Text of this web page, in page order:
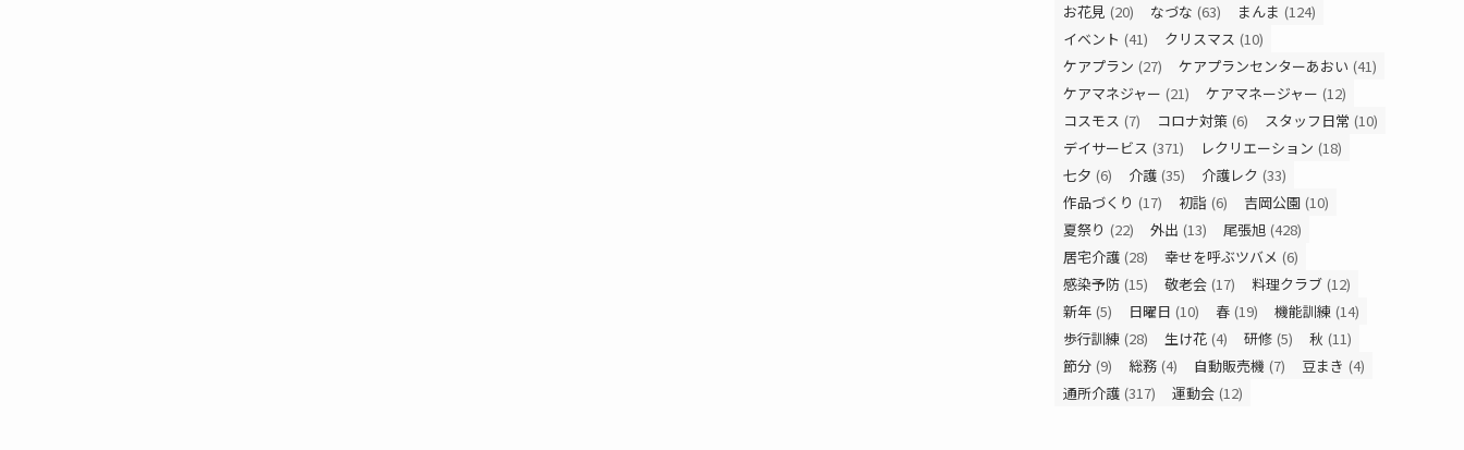
お花見 (20) なづな (63) まんま (124)
イベント (41) クリスマス (10)
ケアプラン (27) ケアプランセンターあおい (41)
ケアマネジャー (21) ケアマネージャー (12)
コスモス (7) コロナ対策 (6) スタッフ日常 (10)
デイサービス (371) レクリエーション (18)
七夕 (6) 介護 (35) 介護レク (33)
作品づくり (17) 初詣 (6) 吉岡公園 (10)
夏祭り (22) 外出 (13) 尾張旭 (428)
居宅介護 (28) 幸せを呼ぶツバメ (6)
感染予防 (15) 敬老会 (17) 料理クラブ (12)
新年 (5) 日曜日 (10) 春 (19) 機能訓練 (14)
歩行訓練 (28) 生け花 (4) 研修 (5) 秋 (11)
節分 (9) 総務 (4) 自動販売機 (7) 豆まき (4)
通所介護 (317) 運動会 (12)